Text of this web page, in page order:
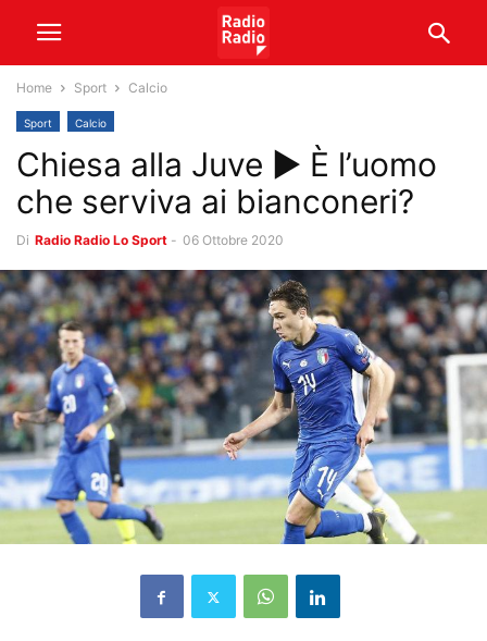
Home Sport Calcio
Sport Calcio
Chiesa alla Juve ► È l’uomo
che serviva ai bianconeri?
Di Radio Radio Lo Sport - 06 Ottobre 2020